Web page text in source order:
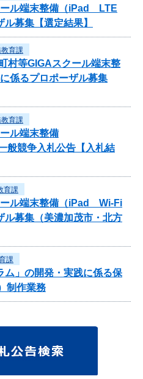
ル端末整備（iPad LTE
募集【選定結果】
育課
村等GIGAスクール端末整
係るプロポーザル募集
育課
ル端末整備
般競争入札公告【入札結
育課
ル端末整備（iPad Wi-Fi
ル募集（美濃加茂市・北方
課
ム」の開発・実践に係る保
制作業務